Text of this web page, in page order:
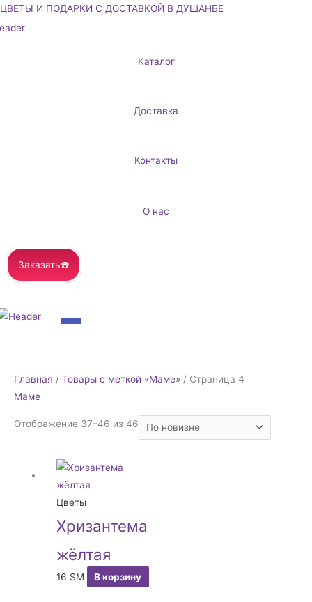
Перейти
к
ЦВЕТЫ И ПОДАРКИ С ДОСТАВКОЙ В ДУШАНБЕ
Каталог
Доставка
Контакты
О нас
Заказать☎️
Главная / Товары с меткой «Маме» / Страница 4
Маме
Отображение 37–46 из 46
Сортировка:
недавние
Цветы
Хризантема
жёлтая
16 ЅМ В корзину